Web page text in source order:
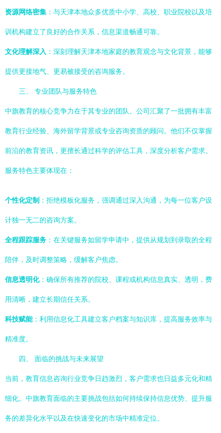
资源网络密集 ：与天津本地众多优质中小学、高校、职业院校以及培
训机构建立了良好的合作关系，信息渠道畅通可靠。
文化理解深入 ：深刻理解天津本地家庭的教育观念与文化背景，能够
提供更接地气、更易被接受的咨询服务。
三、 专业团队与服务特色
中旗教育的核心竞争力在于其专业的团队。公司汇聚了一批拥有丰富
教育行业经验、海外留学背景或专业咨询资质的顾问。他们不仅掌握
前沿的教育资讯，更擅长通过科学的评估工具，深度分析客户需求。
服务特色主要体现在：
个性化定制 ：拒绝模板化服务，强调通过深入沟通，为每一位客户设
计独一无二的咨询方案。
全程跟踪服务 ：在关键服务如留学申请中，提供从规划到录取的全程
陪伴，及时调整策略，缓解客户焦虑。
信息透明化：确保所有推荐的院校、课程或机构信息真实、透明，费
用清晰，建立长期信任关系。
科技赋能：利用信息化工具建立客户档案与知识库，提高服务效率与
精准度。
四、 面临的挑战与未来展望
当前，教育信息咨询行业竞争日趋激烈，客户需求也日益多元化和精
细化。中旗教育面临的主要挑战包括如何持续保持信息优势、提升服
务的差异化水平以及在快速变化的市场中精准定位。